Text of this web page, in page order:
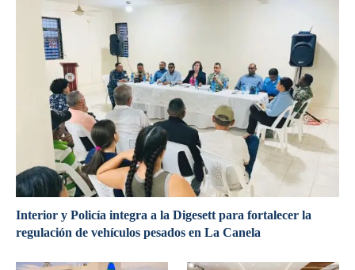
Interior y Policía integra a la Digesett para fortalecer la
regulación de vehículos pesados en La Canela